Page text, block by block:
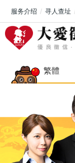
繁體
服务介绍 寻人查址